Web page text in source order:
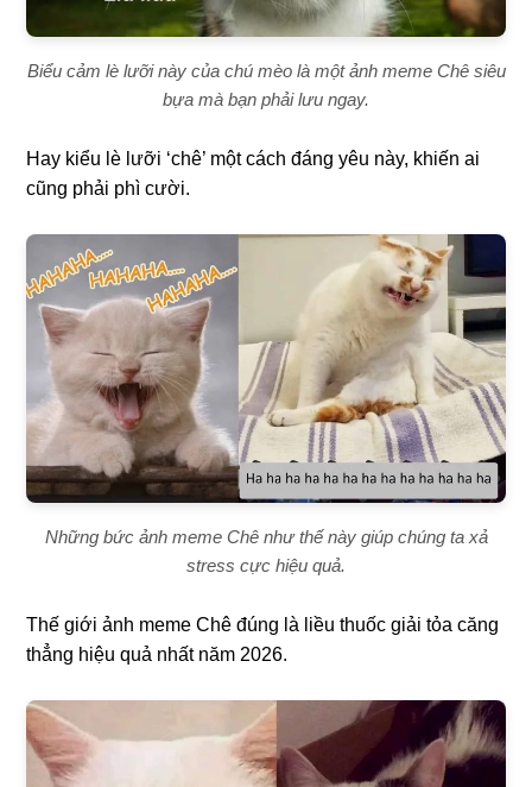
Biểu cảm lè lưỡi này của chú mèo là một ảnh meme Chê siêu
bựa mà bạn phải lưu ngay.
Hay kiểu lè lưỡi ‘chê’ một cách đáng yêu này, khiến ai
cũng phải phì cười.
Những bức ảnh meme Chê như thế này giúp chúng ta xả
stress cực hiệu quả.
Thế giới ảnh meme Chê đúng là liều thuốc giải tỏa căng
thẳng hiệu quả nhất năm 2026.